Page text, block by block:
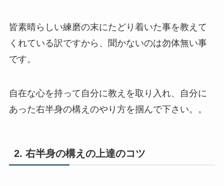
皆素晴らしい練磨の末にたどり着いた事を教えて
くれている訳ですから、聞かないのは勿体無い事
です。
自在な心を持って自分に教えを取り入れ、自分に
あった右半身の構えのやり方を掴んで下さい。。
2. 右半身の構えの上達のコツ